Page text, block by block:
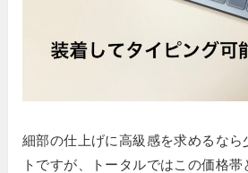
細部の仕上げに高級感を求めるなら
トですが、トータルではこの価格